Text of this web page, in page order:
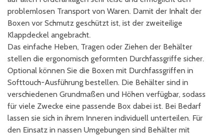
problemlosen Transport von Waren. Damit der Inhalt der
Boxen vor Schmutz geschützt ist, ist der zweiteilige
Klappdeckel angebracht.
Das einfache Heben, Tragen oder Ziehen der Behälter
stellen die ergonomisch geformten Durchfassgriffe sicher.
Optional können Sie die Boxen mit Durchfassgriffen in
Softtouch-Ausführung bestellen. Die Behälter sind in
verschiedenen Grundmaßen und Höhen verfügbar, sodass
für viele Zwecke eine passende Box dabei ist. Bei Bedarf
lassen sie sich in ihrem Inneren individuell unterteilen. Für
den Einsatz in nassen Umgebungen sind Behälter mit